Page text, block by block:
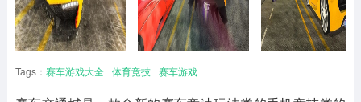
Tags： 赛车游戏大全 体育竞技 赛车游戏